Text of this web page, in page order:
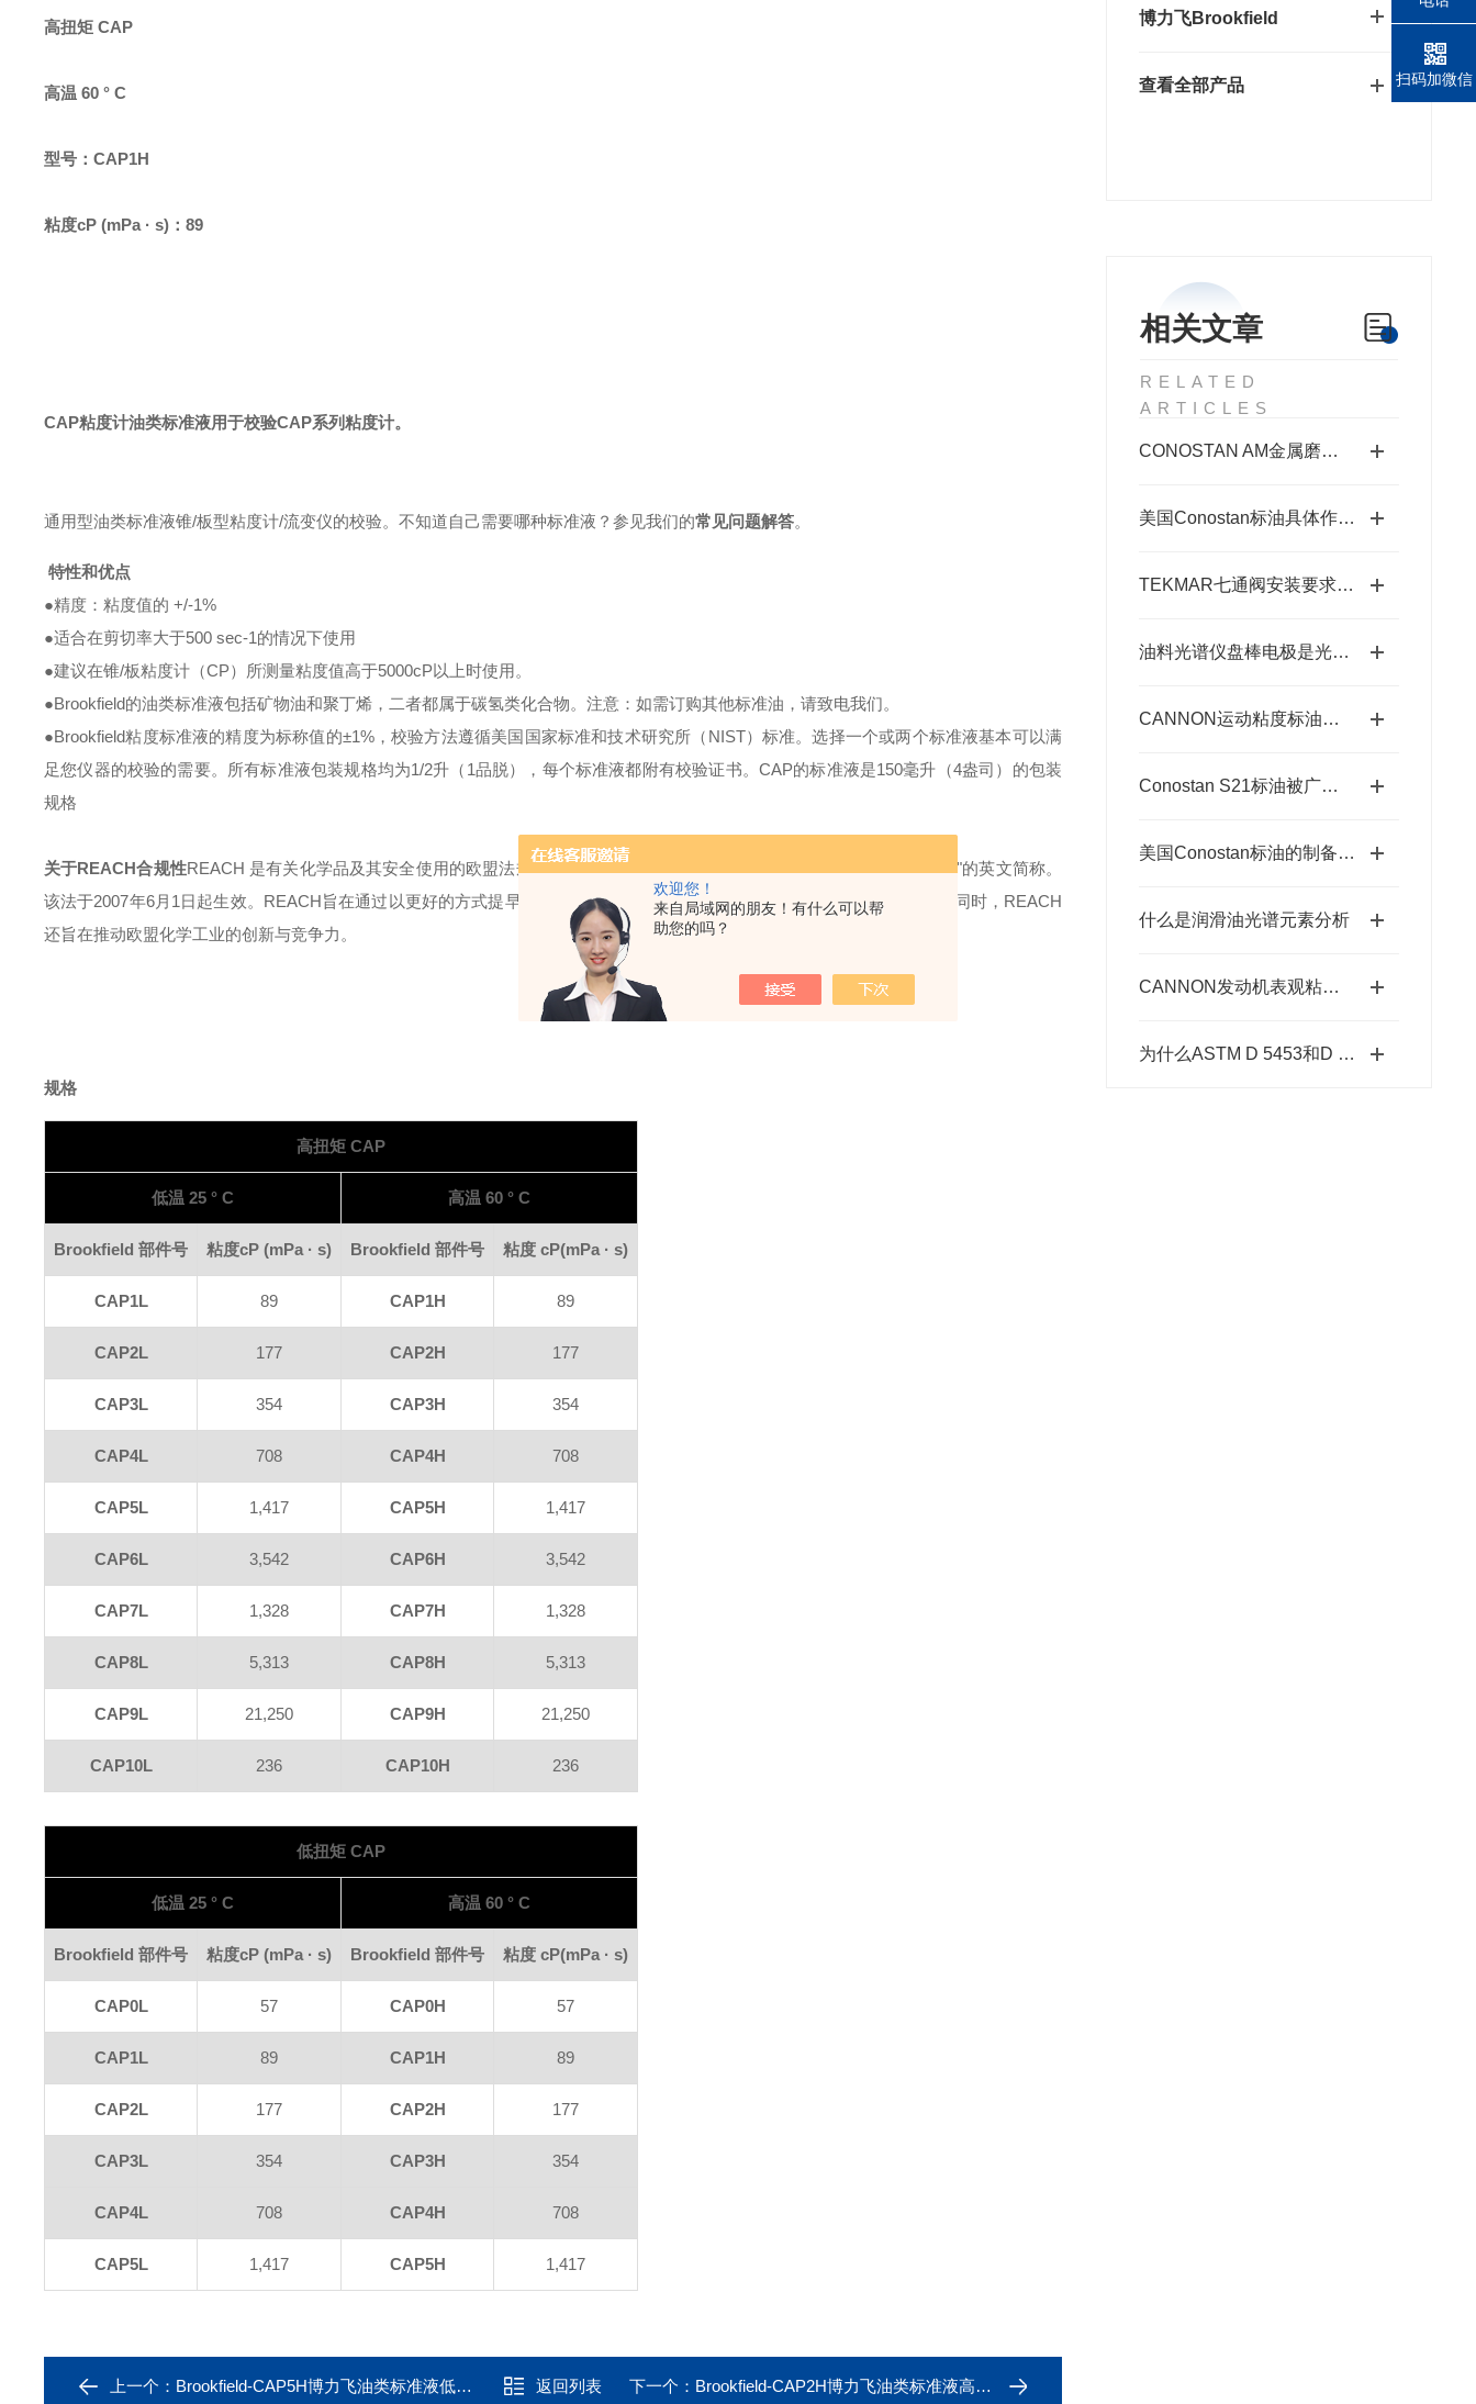
欢迎您！
来自局域网的朋友！有什么可以帮
助您的吗？
博力飞Brookfield
查看全部产品
相关文章
RELATED
ARTICLES
CONOSTAN AM金属磨损标油的作用分析
美国Conostan标油具体作用如下
TEKMAR七通阀安装要求科普
油料光谱仪盘棒电极是光谱仪在样品激发时需要用到的耗材
CANNON运动粘度标油主要作用是什么？
Conostan S21标油被广泛应用于各种分析和测试领域
美国Conostan标油的制备工艺
什么是润滑油光谱元素分析
CANNON发动机表观粘度标油的制备工艺的详细介绍
为什么ASTM D 5453和D 4629如此重要？
高扭矩 CAP
高温 60 ° C
型号： CAP1H
粘度cP (mPa · s)：89
CAP粘度计油类标准液用于校验CAP系列粘度计。
通用型油类标准液锥/板型粘度计/流变仪的校验。 不知道自己需要哪种标准液？参见我们的常见问题解答。
特性和优点
●精度：粘度值的 +/-1%
●适合在剪切率大于500 sec-1的情况下使用
●建议在锥/板粘度计（CP）所测量粘度值高于5000cP以上时使用。
●Brookfield的油类标准液包括矿物油和聚丁烯，二者都属于碳氢类化合物。 注意：如需订购其他标准油，请致电我们。
●Brookfield粘度标准液的精度为标称值的±1%，校验方法遵循美国国家标准和技术研究所（NIST）标准。选择一个或两个标准液基本可以满
足您仪器的校验的需要。所有标准液包装规格均为1/2升（1品脱），每个标准液都附有校验证书。CAP的标准液是150毫升（4盎司）的包装
规格
关于REACH合规性REACH 是有关化学品及其安全使用的欧盟法规（EC 1907/2006）。是指“化学品注册、评估、许可和限制"的英文简称。
该法于2007年6月1日起生效。 REACH旨在通过以更好的方式提早确定化学物质的固有属性来提高对人类健康和环境的保护。同时，REACH
还旨在推动欧盟化学工业的创新与竞争力。
规格
高扭矩 CAP
低温 25 ° C 高温 60 ° C
Brookfield 部件号 粘度cP (mPa · s) Brookfield 部件号 粘度 cP(mPa · s)
CAP1L 89 CAP1H 89
CAP2L 177 CAP2H 177
CAP3L 354 CAP3H 354
CAP4L 708 CAP4H 708
CAP5L 1,417 CAP5H 1,417
CAP6L 3,542 CAP6H 3,542
CAP7L 1,328 CAP7H 1,328
CAP8L 5,313 CAP8H 5,313
CAP9L 21,250 CAP9H 21,250
CAP10L 236 CAP10H 236
低扭矩 CAP
低温 25 ° C 高温 60 ° C
Brookfield 部件号 粘度cP (mPa · s) Brookfield 部件号 粘度 cP(mPa · s)
CAP0L 57 CAP0H 57
CAP1L 89 CAP1H 89
CAP2L 177 CAP2H 177
CAP3L 354 CAP3H 354
CAP4L 708 CAP4H 708
CAP5L 1,417 CAP5H 1,417
上一个： Brookfield-CAP5H博力飞油类标准液低扭矩CAP，高温60 ° C 返回列表 下一个： Brookfield-CAP2H博力飞油类标准液高扭矩CAP，高温60 ° C
扫码加微信